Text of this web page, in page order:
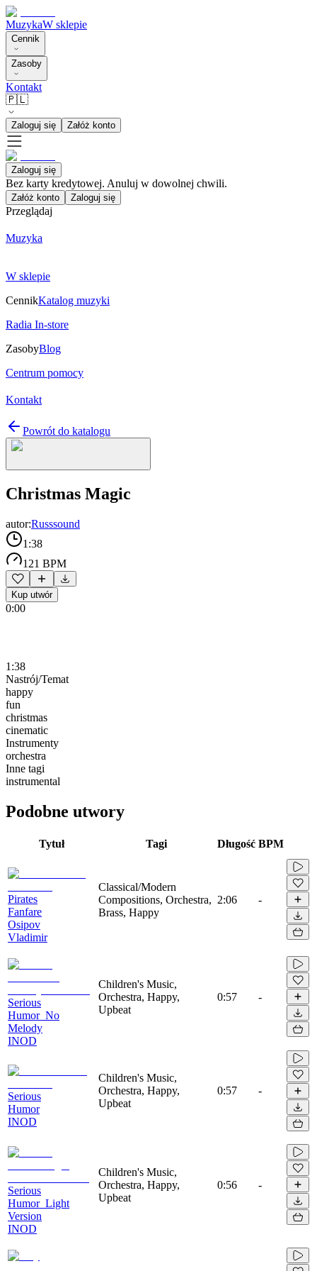
MuzykaW sklepie
Cennik
Zasoby
Kontakt
🇵🇱
Zaloguj się Załóż konto
Zaloguj się
Bez karty kredytowej. Anuluj w dowolnej chwili.
Załóż konto Zaloguj się
Przeglądaj
Muzyka
W sklepie
CennikKatalog muzyki
Radia In-store
ZasobyBlog
Centrum pomocy
Kontakt
Powrót do katalogu
Christmas Magic
autor:Russsound
1:38
121 BPM
Kup utwór
0:00
1:38
Nastrój/Temat
happy
fun
christmas
cinematic
Instrumenty
orchestra
Inne tagi
instrumental
Podobne utwory
Tytuł Tagi Długość BPM
Pirates
Fanfare
Osipov
Vladimir
Classical/Modern
Compositions, Orchestra,
Brass, Happy
2:06 -
Serious
Humor_No
Melody
INOD
Children's Music,
Orchestra, Happy,
Upbeat
0:57 -
Serious
Humor
INOD
Children's Music,
Orchestra, Happy,
Upbeat
0:57 -
Serious
Humor_Light
Version
INOD
Children's Music,
Orchestra, Happy,
Upbeat
0:56 -